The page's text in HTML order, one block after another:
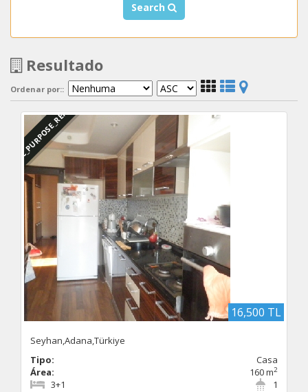
Search
Resultado
Ordenar por::
DBC_PURPOSE_RENTED
16,500 TL
Seyhan,Adana,Türkiye
Tipo:
Casa
Área:
160 m2
1
3+1